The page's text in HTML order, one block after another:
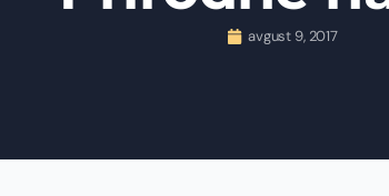
avgust 9, 2017